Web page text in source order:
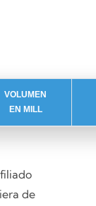
VOLUMEN
EN MILL
de